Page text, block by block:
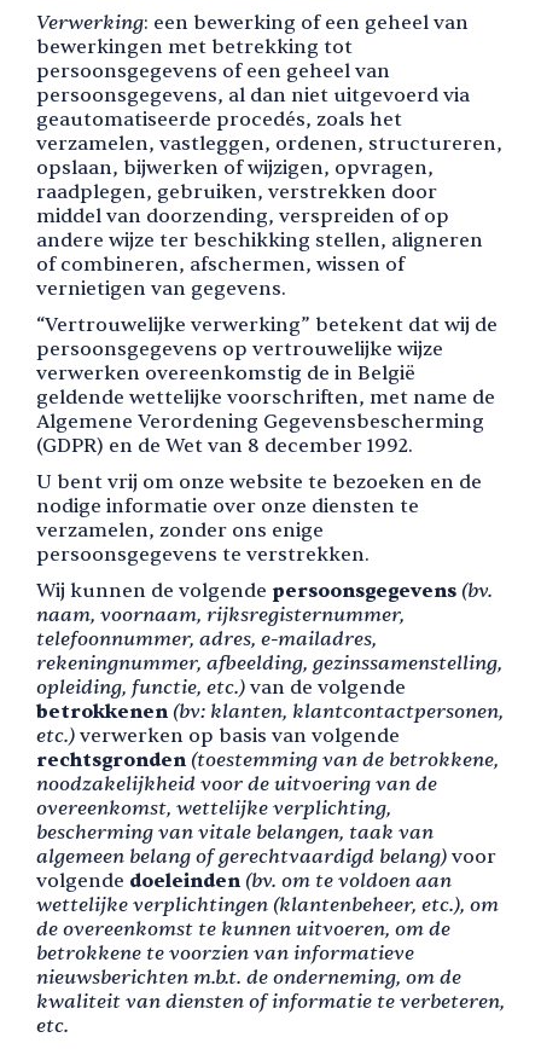
Verwerking: een bewerking of een geheel van
bewerkingen met betrekking tot
persoonsgegevens of een geheel van
persoonsgegevens, al dan niet uitgevoerd via
geautomatiseerde procedés, zoals het
verzamelen, vastleggen, ordenen, structureren,
opslaan, bijwerken of wijzigen, opvragen,
raadplegen, gebruiken, verstrekken door
middel van doorzending, verspreiden of op
andere wijze ter beschikking stellen, aligneren
of combineren, afschermen, wissen of
vernietigen van gegevens.
“Vertrouwelijke verwerking” betekent dat wij de
persoonsgegevens op vertrouwelijke wijze
verwerken overeenkomstig de in België
geldende wettelijke voorschriften, met name de
Algemene Verordening Gegevensbescherming
(GDPR) en de Wet van 8 december 1992.
U bent vrij om onze website te bezoeken en de
nodige informatie over onze diensten te
verzamelen, zonder ons enige
persoonsgegevens te verstrekken.
Wij kunnen de volgende persoonsgegevens (bv.
naam, voornaam, rijksregisternummer,
telefoonnummer, adres, e-mailadres,
rekeningnummer, afbeelding, gezinssamenstelling,
opleiding, functie, etc.) van de volgende
betrokkenen (bv: klanten, klantcontactpersonen,
etc.) verwerken op basis van volgende
rechtsgronden (toestemming van de betrokkene,
noodzakelijkheid voor de uitvoering van de
overeenkomst, wettelijke verplichting,
bescherming van vitale belangen, taak van
algemeen belang of gerechtvaardigd belang) voor
volgende doeleinden (bv. om te voldoen aan
wettelijke verplichtingen (klantenbeheer, etc.), om
de overeenkomst te kunnen uitvoeren, om de
betrokkene te voorzien van informatieve
nieuwsberichten m.b.t. de onderneming, om de
kwaliteit van diensten of informatie te verbeteren,
etc.